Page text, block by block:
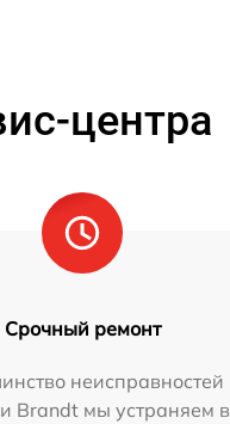
центра
Срочный ремонт
неисправностей
Brandt мы устраняем в